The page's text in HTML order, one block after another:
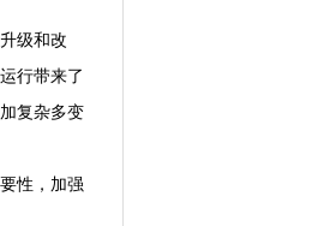
级和改
行带来了
复杂多变
性，加强